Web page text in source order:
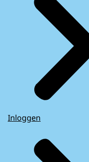
Inloggen